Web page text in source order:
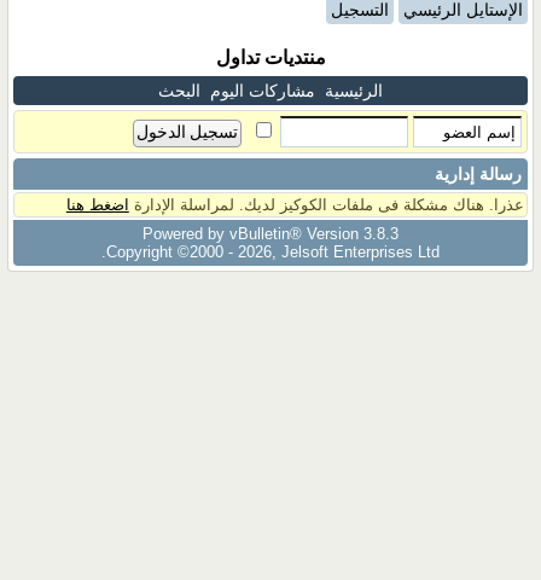
الإستايل الرئيسي التسجيل
منتديات تداول
الرئيسية مشاركات اليوم البحث
رسالة إدارية
عذرا. هناك مشكلة فى ملفات الكوكيز لديك. لمراسلة الإدارة اضغط هنا
Powered by vBulletin® Version 3.8.3
Copyright ©2000 - 2026, Jelsoft Enterprises Ltd.